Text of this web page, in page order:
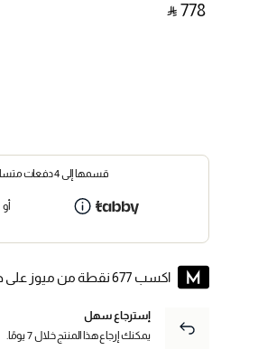
‎ ⃁ ⁦778⁩ ‎
قسمها إلى 4 دفعات متساوية بقيمة
أو
اكسب 677 نقطة من ميوز على طلبك -
إسترجاع سهل
يمكنك إرجاع هذا المنتج خلال 7 يومًا.